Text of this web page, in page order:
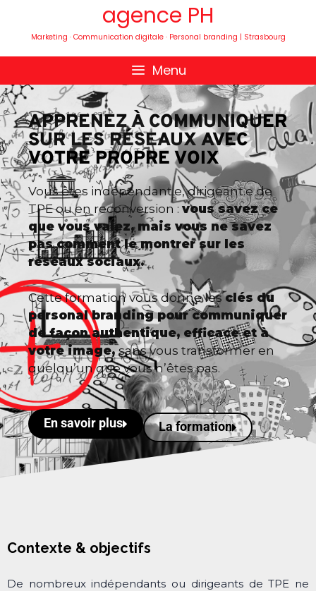
agence PH
Marketing · Communication digitale · Personal branding | Strasbourg
Menu
APPRENEZ À COMMUNIQUER
SUR LES RÉSEAUX AVEC
VOTRE PROPRE VOIX
Vous êtes indépendant.e, dirigeant.e de
TPE ou en reconversion : vous savez ce
que vous valez, mais vous ne savez
pas comment le montrer sur les
réseaux sociaux.
Cette formation vous donne lesclés du
personal branding pour communiquer
de façon authentique, efficace et à
votre image,sans vous transformer en
quelqu’un que vous n’êtes pas.
En savoir plus La formation
Contexte & objectifs
De nombreux indépendants ou dirigeants de TPE ne